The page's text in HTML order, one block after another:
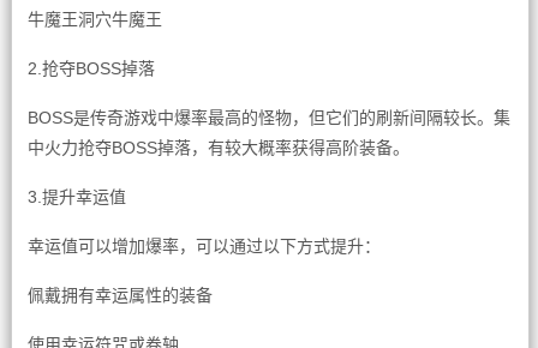
牛魔王洞穴牛魔王
2.抢夺BOSS掉落
BOSS是传奇游戏中爆率最高的怪物，但它们的刷新间隔较长。集
中火力抢夺BOSS掉落，有较大概率获得高阶装备。
3.提升幸运值
幸运值可以增加爆率，可以通过以下方式提升：
佩戴拥有幸运属性的装备